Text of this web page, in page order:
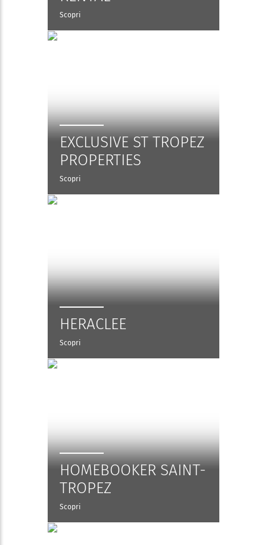
Scopri
EXCLUSIVE ST TROPEZ
PROPERTIES
Scopri
HERACLEE
Scopri
HOMEBOOKER SAINT-
TROPEZ
Scopri